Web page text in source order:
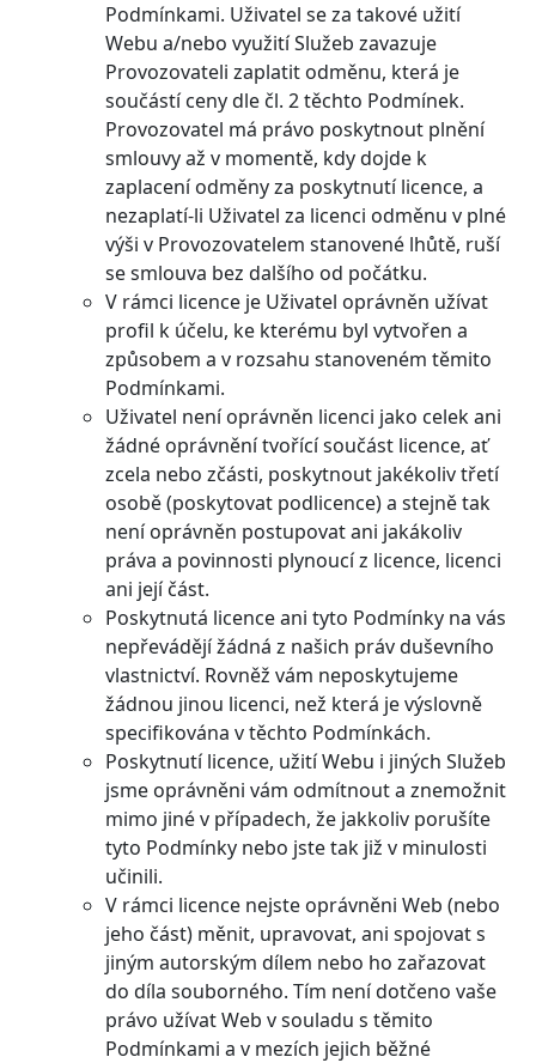
Podmínkami. Uživatel se za takové užití
Webu a/nebo využití Služeb zavazuje
Provozovateli zaplatit odměnu, která je
součástí ceny dle čl. 2 těchto Podmínek.
Provozovatel má právo poskytnout plnění
smlouvy až v momentě, kdy dojde k
zaplacení odměny za poskytnutí licence, a
nezaplatí-li Uživatel za licenci odměnu v plné
výši v Provozovatelem stanovené lhůtě, ruší
se smlouva bez dalšího od počátku.
V rámci licence je Uživatel oprávněn užívat
profil k účelu, ke kterému byl vytvořen a
způsobem a v rozsahu stanoveném těmito
Podmínkami.
Uživatel není oprávněn licenci jako celek ani
žádné oprávnění tvořící součást licence, ať
zcela nebo zčásti, poskytnout jakékoliv třetí
osobě (poskytovat podlicence) a stejně tak
není oprávněn postupovat ani jakákoliv
práva a povinnosti plynoucí z licence, licenci
ani její část.
Poskytnutá licence ani tyto Podmínky na vás
nepřevádějí žádná z našich práv duševního
vlastnictví. Rovněž vám neposkytujeme
žádnou jinou licenci, než která je výslovně
specifikována v těchto Podmínkách.
Poskytnutí licence, užití Webu i jiných Služeb
jsme oprávněni vám odmítnout a znemožnit
mimo jiné v případech, že jakkoliv porušíte
tyto Podmínky nebo jste tak již v minulosti
učinili.
V rámci licence nejste oprávněni Web (nebo
jeho část) měnit, upravovat, ani spojovat s
jiným autorským dílem nebo ho zařazovat
do díla souborného. Tím není dotčeno vaše
právo užívat Web v souladu s těmito
Podmínkami a v mezích jejich běžné